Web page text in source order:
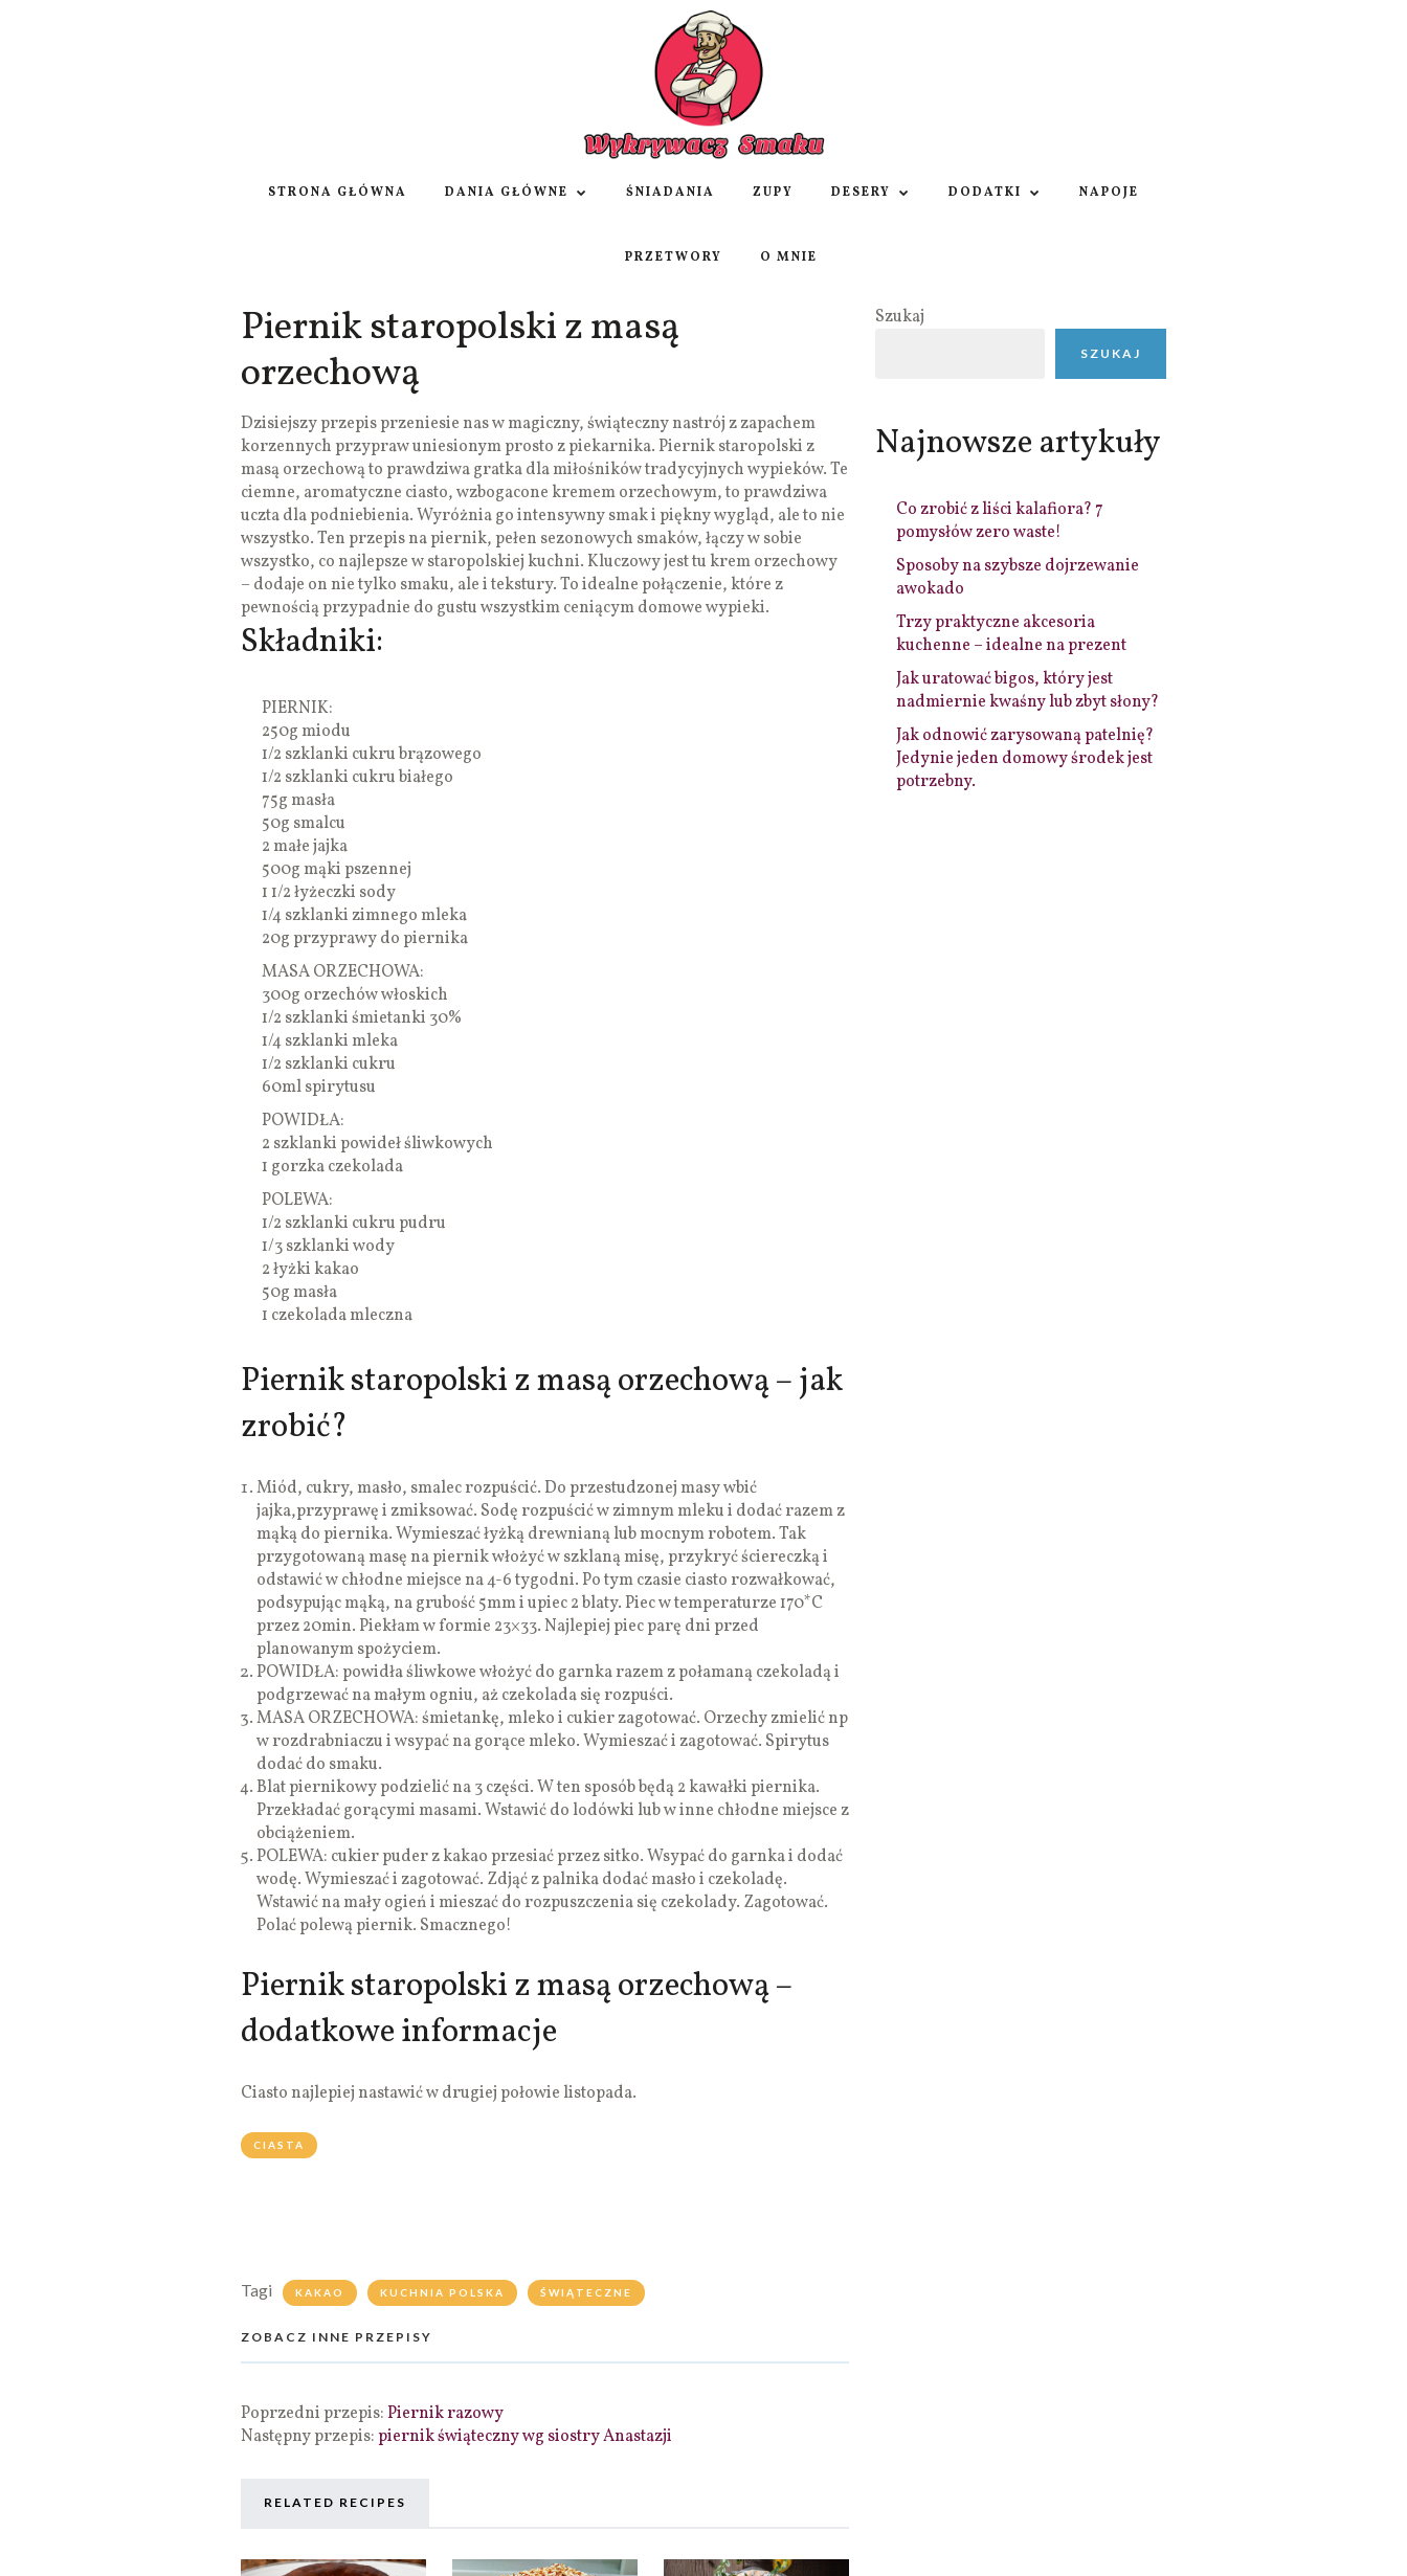
STRONA GŁÓWNA DANIA GŁÓWNE ŚNIADANIA ZUPY DESERY DODATKI NAPOJE
PRZETWORY O MNIE
Piernik staropolski z masą
orzechową
Dzisiejszy przepis przeniesie nas w magiczny, świąteczny nastrój z zapachem
korzennych przypraw uniesionym prosto z piekarnika. Piernik staropolski z
masą orzechową to prawdziwa gratka dla miłośników tradycyjnych wypieków. Te
ciemne, aromatyczne ciasto, wzbogacone kremem orzechowym, to prawdziwa
uczta dla podniebienia. Wyróżnia go intensywny smak i piękny wygląd, ale to nie
wszystko. Ten przepis na piernik, pełen sezonowych smaków, łączy w sobie
wszystko, co najlepsze w staropolskiej kuchni. Kluczowy jest tu krem orzechowy
– dodaje on nie tylko smaku, ale i tekstury. To idealne połączenie, które z
pewnością przypadnie do gustu wszystkim ceniącym domowe wypieki.
Składniki:
PIERNIK:
250g miodu
1/2 szklanki cukru brązowego
1/2 szklanki cukru białego
75g masła
50g smalcu
2 małe jajka
500g mąki pszennej
1 1/2 łyżeczki sody
1/4 szklanki zimnego mleka
20g przyprawy do piernika
MASA ORZECHOWA:
300g orzechów włoskich
1/2 szklanki śmietanki 30%
1/4 szklanki mleka
1/2 szklanki cukru
60ml spirytusu
POWIDŁA:
2 szklanki powideł śliwkowych
1 gorzka czekolada
POLEWA:
1/2 szklanki cukru pudru
1/3 szklanki wody
2 łyżki kakao
50g masła
1 czekolada mleczna
Piernik staropolski z masą orzechową – jak
zrobić?
Miód, cukry, masło, smalec rozpuścić. Do przestudzonej masy wbić
jajka,przyprawę i zmiksować. Sodę rozpuścić w zimnym mleku i dodać razem z
mąką do piernika. Wymieszać łyżką drewnianą lub mocnym robotem. Tak
przygotowaną masę na piernik włożyć w szklaną misę, przykryć ściereczką i
odstawić w chłodne miejsce na 4-6 tygodni. Po tym czasie ciasto rozwałkować,
podsypując mąką, na grubość 5mm i upiec 2 blaty. Piec w temperaturze 170*C
przez 20min. Piekłam w formie 23×33. Najlepiej piec parę dni przed
planowanym spożyciem.
POWIDŁA: powidła śliwkowe włożyć do garnka razem z połamaną czekoladą i
podgrzewać na małym ogniu, aż czekolada się rozpuści.
MASA ORZECHOWA: śmietankę, mleko i cukier zagotować. Orzechy zmielić np
w rozdrabniaczu i wsypać na gorące mleko. Wymieszać i zagotować. Spirytus
dodać do smaku.
Blat piernikowy podzielić na 3 części. W ten sposób będą 2 kawałki piernika.
Przekładać gorącymi masami. Wstawić do lodówki lub w inne chłodne miejsce z
obciążeniem.
POLEWA: cukier puder z kakao przesiać przez sitko. Wsypać do garnka i dodać
wodę. Wymieszać i zagotować. Zdjąć z palnika dodać masło i czekoladę.
Wstawić na mały ogień i mieszać do rozpuszczenia się czekolady. Zagotować.
Polać polewą piernik. Smacznego!
Piernik staropolski z masą orzechową –
dodatkowe informacje
Ciasto najlepiej nastawić w drugiej połowie listopada.
CIASTA
Tagi KAKAO KUCHNIA POLSKA ŚWIĄTECZNE
ZOBACZ INNE PRZEPISY
Poprzedni przepis:Piernik razowy
Następny przepis:piernik świąteczny wg siostry Anastazji
RELATED RECIPES
Szukaj
SZUKAJ
Najnowsze artykuły
Co zrobić z liści kalafiora? 7
pomysłów zero waste!
Sposoby na szybsze dojrzewanie
awokado
Trzy praktyczne akcesoria
kuchenne – idealne na prezent
Jak uratować bigos, który jest
nadmiernie kwaśny lub zbyt słony?
Jak odnowić zarysowaną patelnię?
Jedynie jeden domowy środek jest
potrzebny.